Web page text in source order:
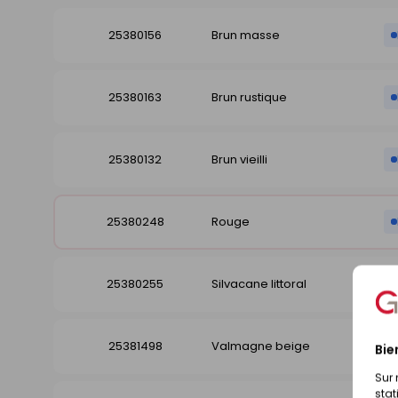
Sur
25380156 Brun masse
25380163
Brun rustique
25380132
Brun vieilli
25380248
Rouge
25380255 Silvacane littoral
25381498
Valmagne beige